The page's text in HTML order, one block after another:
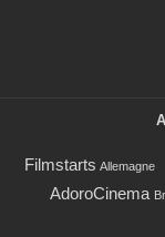
Filmstarts Allemagne
AdoroCinema